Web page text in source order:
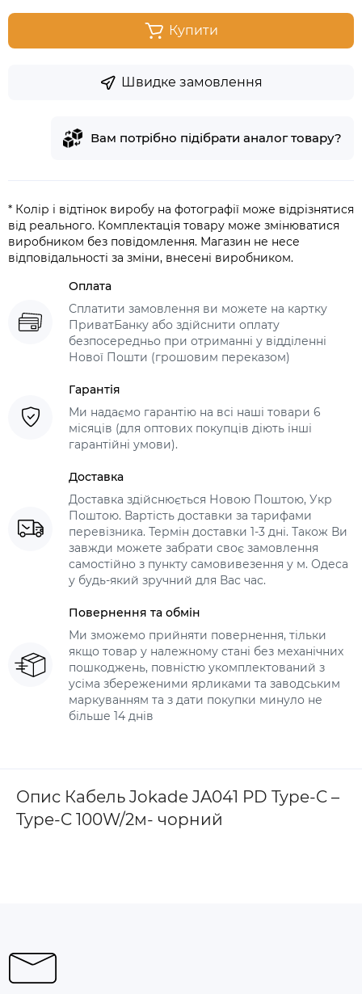
Купити
Швидке замовлення
Вам потрібно підібрати аналог товару?
* Колір і відтінок виробу на фотографії може відрізнятися
від реального. Комплектація товару може змінюватися
виробником без повідомлення. Магазин не несе
відповідальності за зміни, внесені виробником.
Оплата
Сплатити замовлення ви можете на картку
ПриватБанку або здійснити оплату
безпосередньо при отриманні у відділенні
Нової Пошти (грошовим переказом)
Гарантія
Ми надаємо гарантію на всі наші товари 6
місяців (для оптових покупців діють інші
гарантійні умови).
Доставка
Доставка здійснюється Новою Поштою, Укр
Поштою. Вартість доставки за тарифами
перевізника. Термін доставки 1-3 дні. Також Ви
завжди можете забрати своє замовлення
самостійно з пункту самовивезення у м. Одеса
у будь-який зручний для Вас час.
Повернення та обмін
Ми зможемо прийняти повернення, тільки
якщо товар у належному стані без механічних
пошкоджень, повністю укомплектований з
усіма збереженими ярликами та заводським
маркуванням та з дати покупки минуло не
більше 14 днів
Опис Кабель Jokade JA041 PD Type-C –
Type-C 100W/2м- чорний